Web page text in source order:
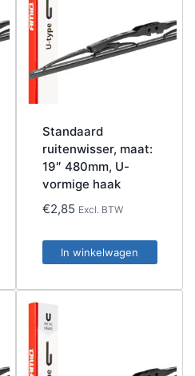
Standaard
ruitenwisser, maat:
19″ 480mm, U-
vormige haak
€2,85 Excl. BTW
In winkelwagen